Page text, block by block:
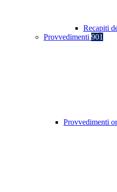
Recapiti
Provvedimenti 901
Provvedimenti